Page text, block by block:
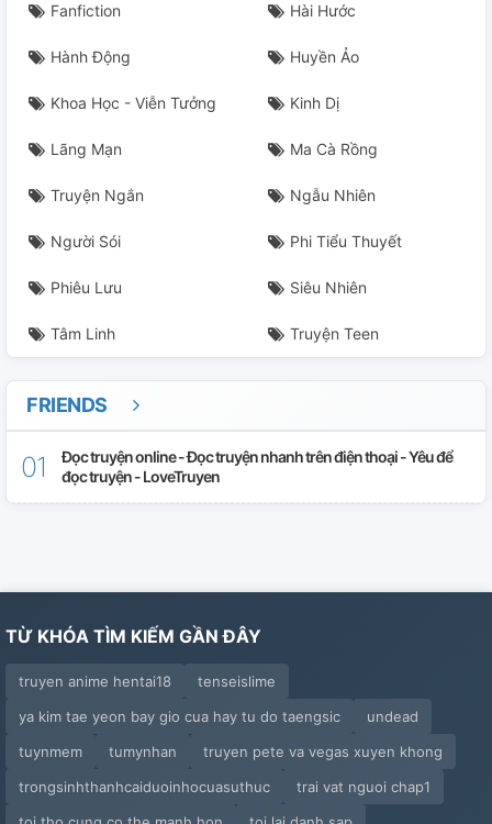
Fanfiction Hài Hước
Hành Động Huyền Ảo
Khoa Học - Viễn Tưởng Kinh Dị
Lãng Mạn Ma Cà Rồng
Truyện Ngắn Ngẫu Nhiên
Người Sói Phi Tiểu Thuyết
Phiêu Lưu Siêu Nhiên
Tâm Linh Truyện Teen
FRIENDS
Đọc truyện online - Đọc truyện nhanh trên điện thoại - Yêu để
đọc truyện - LoveTruyen
TỪ KHÓA TÌM KIẾM GẦN ĐÂY
truyen anime hentai18
tenseislime
ya kim tae yeon bay gio cua hay tu do taengsic
undead
tuynmem
tumynhan
truyen pete va vegas xuyen khong
trongsinhthanhcaiduoinhocuasuthuc
trai vat nguoi chap1